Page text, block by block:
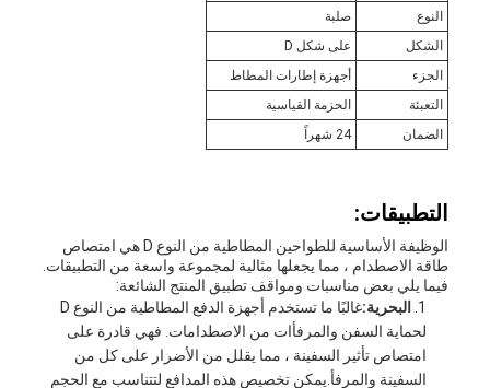
النوع
صلبة
الشكل
على شكل D
الجزء
أجهزة إطارات المطاط
التعبئة
الحزمة القياسية
الضمان
24 شهراً
التطبيقات:
الوظيفة الأساسية للطواحين المطاطية من النوع D هي امتصاص
طاقة الاصطدام ، مما يجعلها مثالية لمجموعة واسعة من التطبيقات.
فيما يلي بعض مناسبات ومواقف تطبيق المنتج الشائعة:
البحرية:
غالبًا ما تستخدم أجهزة الدفع المطاطية من النوع D
لحماية السفن والمرفأات من الاصطدامات. فهي قادرة على
امتصاص تأثير السفينة ، مما يقلل من الأضرار على كل من
السفينة والمرفأ.يمكن تخصيص هذه المدافع لتتناسب مع الحجم